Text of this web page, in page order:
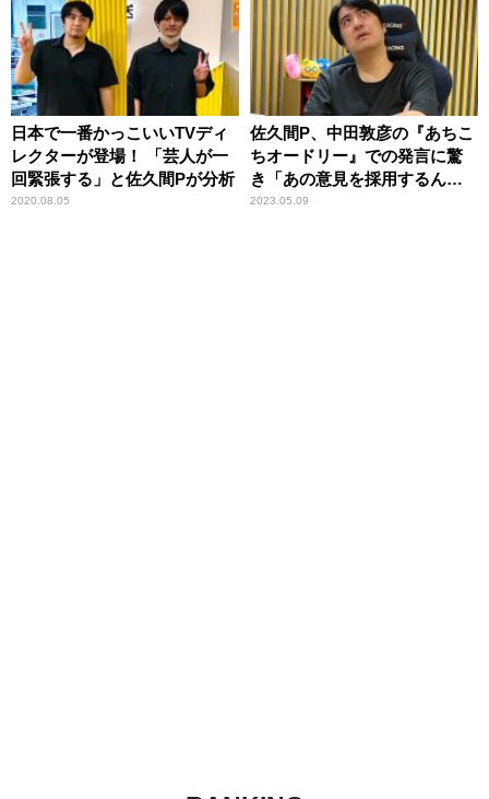
日本で一番かっこいいTVディ
レクターが登場！ 「芸人が一
回緊張する」と佐久間Pが分析
2020.08.05
佐久間P、中田敦彦の『あちこ
ちオードリー』での発言に驚
き「あの意見を採用するん
だ」
2023.05.09